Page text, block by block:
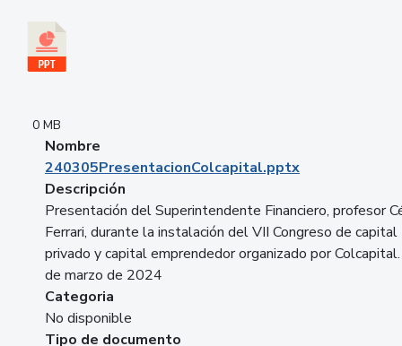
0 MB
Nombre
240305PresentacionColcapital.pptx
Descripción
Presentación del Superintendente Financiero, profesor
Ferrari, durante la instalación del VII Congreso de capital
privado y capital emprendedor organizado por
de marzo de 2024
Categoria
No disponible
Tipo de documento